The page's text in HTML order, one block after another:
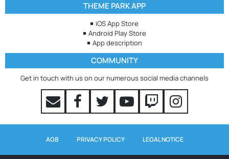
THEME PARK APP
iOS App Store
Android Play Store
App description
COMMUNITY
Get in touch with us on our numerous social media channels
AGB PRIVACY POLICY LEGAL NOTICE